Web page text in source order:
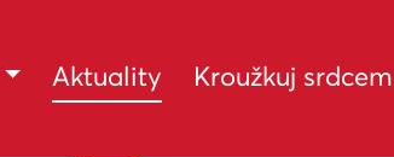
Aktuality (current)
Kroužkuj srdcem